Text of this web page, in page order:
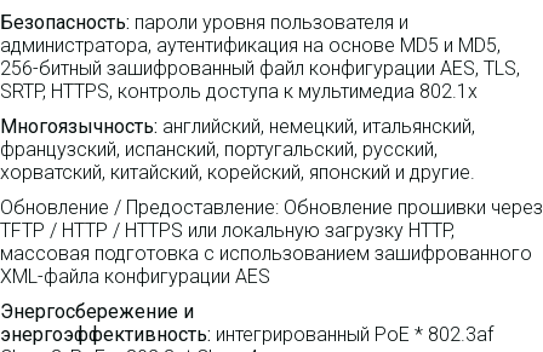
Безопасность: пароли уровня пользователя и
администратора, аутентификация на основе MD5 и MD5,
256-битный зашифрованный файл конфигурации AES, TLS,
SRTP, HTTPS, контроль доступа к мультимедиа 802.1x
Многоязычность: английский, немецкий, итальянский,
французский, испанский, португальский, русский,
хорватский, китайский, корейский, японский и другие.
Обновление / Предоставление: Обновление прошивки через
TFTP / HTTP / HTTPS или локальную загрузку HTTP,
массовая подготовка с использованием зашифрованного
XML-файла конфигурации AES
Энергосбережение и
энергоэффективность: интегрированный PoE * 802.3af